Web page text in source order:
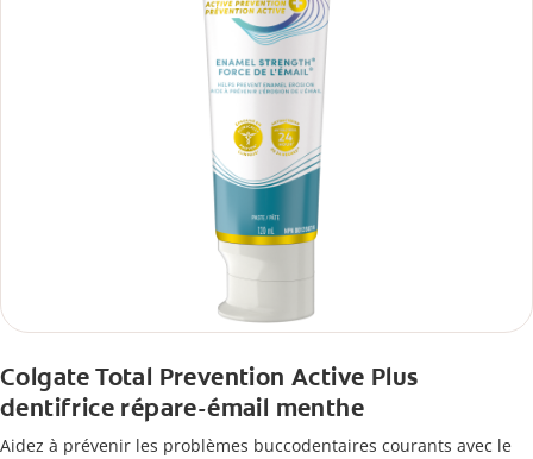
Colgate Total Prevention Active Plus
dentifrice répare-émail menthe
Aidez à prévenir les problèmes buccodentaires courants avec le